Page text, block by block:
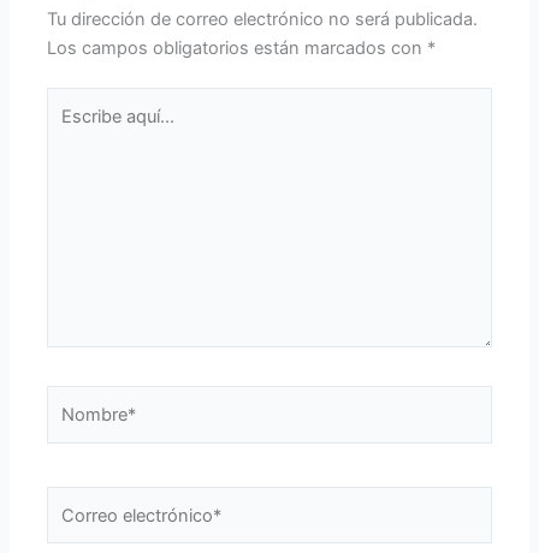
Tu dirección de correo electrónico no será publicada.
Los campos obligatorios están marcados con *
electrónico*